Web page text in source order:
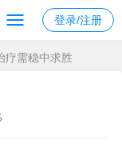
登录/注册
疗需稳中求胜